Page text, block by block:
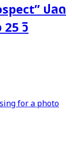
ปลด
25 วิ